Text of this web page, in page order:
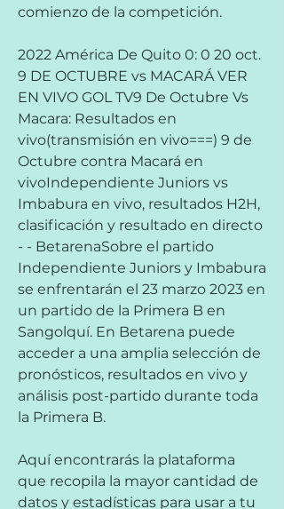
comienzo de la competición.
2022 América De Quito 0: 0 20 oct.
9 DE OCTUBRE vs MACARÁ VER
EN VIVO GOL TV9 De Octubre Vs
Macara: Resultados en
vivo(transmisión en vivo===) 9 de
Octubre contra Macará en
vivoIndependiente Juniors vs
Imbabura en vivo, resultados H2H,
clasificación y resultado en directo
- - BetarenaSobre el partido
Independiente Juniors y Imbabura
se enfrentarán el 23 marzo 2023 en
un partido de la Primera B en
Sangolquí. En Betarena puede
acceder a una amplia selección de
pronósticos, resultados en vivo y
análisis post-partido durante toda
la Primera B.
Aquí encontrarás la plataforma
que recopila la mayor cantidad de
datos y estadísticas para usar a tu